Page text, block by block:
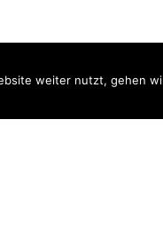
weiter nutzt, gehen